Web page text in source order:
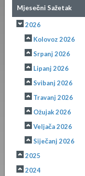
Mjesečni Sažetak
2026
Kolovoz 2026
Srpanj 2026
Lipanj 2026
Svibanj 2026
Travanj 2026
Ožujak 2026
Veljača 2026
Siječanj 2026
2025
2024